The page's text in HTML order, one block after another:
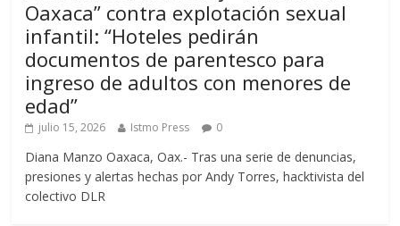
Oaxaca” contra explotación sexual
infantil: “Hoteles pedirán
documentos de parentesco para
ingreso de adultos con menores de
edad”
julio 15, 2026 Istmo Press 0
Diana Manzo Oaxaca, Oax.- Tras una serie de denuncias,
presiones y alertas hechas por Andy Torres, hacktivista del
colectivo DLR